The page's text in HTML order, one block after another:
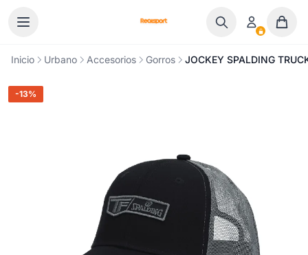
Inicio Urbano Accesorios Gorros JOCKEY SPALDING
-13%